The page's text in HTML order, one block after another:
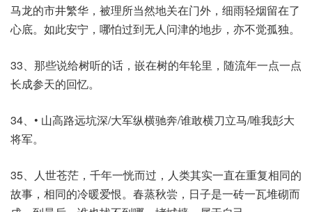
马龙的市井繁华，被理所当然地关在门外，细雨轻烟留在了
心底。如此安宁，哪怕过到无人问津的地步，亦不觉孤独。
33、那些说给树听的话，嵌在树的年轮里，随流年一点一点
长成参天的回忆。
34、• 山高路远坑深/大军纵横驰奔/谁敢横刀立马/唯我彭大
将军。
35、人世苍茫，千年一恍而过，人类其实一直在重复相同的
故事，相同的冷暖爱恨。春蒸秋尝，日子是一砖一瓦堆砌而